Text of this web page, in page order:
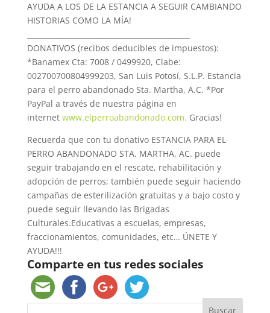
AYUDA A LOS DE LA ESTANCIA A SEGUIR CAMBIANDO
HISTORIAS COMO LA MÍA!
DONATIVOS (recibos deducibles de impuestos):
*Banamex Cta: 7008 / 0499920, Clabe:
002700700804999203, San Luis Potosí, S.L.P. Estancia
para el perro abandonado Sta. Martha, A.C. *Por
PayPal a través de nuestra página en
internet www.elperroabandonado.com. Gracias!
Recuerda que con tu donativo ESTANCIA PARA EL
PERRO ABANDONADO STA. MARTHA, AC. puede
seguir trabajando en el rescate, rehabilitación y
adopción de perros; también puede seguir haciendo
campañas de esterilización gratuitas y a bajo costo y
puede seguir llevando las Brigadas
Culturales.Educativas a escuelas, empresas,
fraccionamientos, comunidades, etc… ÚNETE Y
AYUDA!!!
Comparte en tus redes sociales